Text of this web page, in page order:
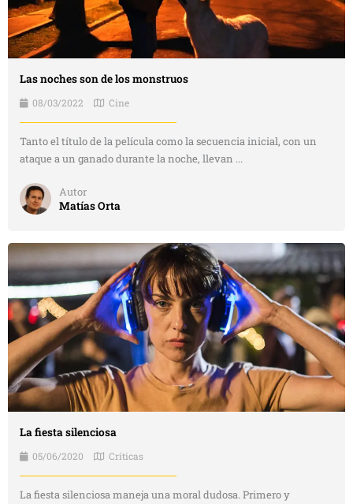
Las noches son de los monstruos
08/03/2022 Cine
Tanto el título de la película como la secuencia inicial, con un
ataque a un ganado durante la noche, llevan ...
Autor
Matías Orta
La fiesta silenciosa
05/06/2020 Críticas
La fiesta silenciosa maneja una moral dudosa. Primero y